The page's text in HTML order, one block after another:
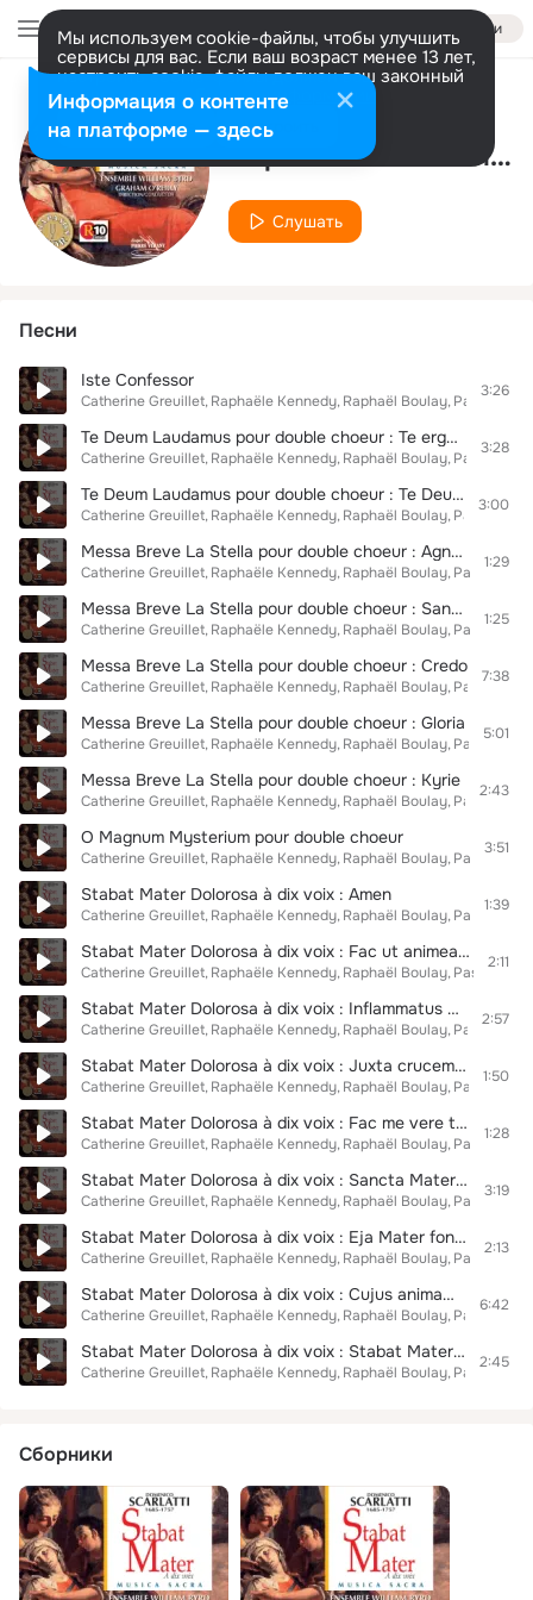
Войти
Мы используем cookie-файлы, чтобы улучшить
сервисы для вас. Если ваш возраст менее 13 лет,
настроить cookie-файлы должен ваш законный
представитель. Больше информации
Разрешить все Настроить
Исполнитель
Sophie Decaudaveine
Слушать
Песни
Iste Confessor
Catherine Greuillet Raphaële Kennedy Raphaël Boulay Pascal
3:26
Te Deum Laudamus pour double choeur : Te ergo quaesiumus
Catherine Greuillet Raphaële Kennedy Raphaël Boulay Pascal
3:28
Te Deum Laudamus pour double choeur : Te Deum laudamus
Catherine Greuillet Raphaële Kennedy Raphaël Boulay Pascal
3:00
Messa Breve La Stella pour double choeur : Agnus Dei
Catherine Greuillet Raphaële Kennedy Raphaël Boulay Pascal
1:29
Messa Breve La Stella pour double choeur : Sanctus
Catherine Greuillet Raphaële Kennedy Raphaël Boulay Pascal
1:25
Messa Breve La Stella pour double choeur : Credo
Catherine Greuillet Raphaële Kennedy Raphaël Boulay Pascal
7:38
Messa Breve La Stella pour double choeur : Gloria
Catherine Greuillet Raphaële Kennedy Raphaël Boulay Pascal
5:01
Messa Breve La Stella pour double choeur : Kyrie
Catherine Greuillet Raphaële Kennedy Raphaël Boulay Pascal
2:43
O Magnum Mysterium pour double choeur
Catherine Greuillet Raphaële Kennedy Raphaël Boulay Pascal
3:51
Stabat Mater Dolorosa à dix voix : Amen
Catherine Greuillet Raphaële Kennedy Raphaël Boulay Pascal
1:39
Stabat Mater Dolorosa à dix voix : Fac ut animea denetur
Catherine Greuillet Raphaële Kennedy Raphaël Boulay Pascal
2:11
Stabat Mater Dolorosa à dix voix : Inflammatus et accensus
Catherine Greuillet Raphaële Kennedy Raphaël Boulay Pascal
2:57
Stabat Mater Dolorosa à dix voix : Juxta crucem tecum stare
Catherine Greuillet Raphaële Kennedy Raphaël Boulay Pascal
1:50
Stabat Mater Dolorosa à dix voix : Fac me vere tecum flere
Catherine Greuillet Raphaële Kennedy Raphaël Boulay Pascal
1:28
Stabat Mater Dolorosa à dix voix : Sancta Mater istud agas
Catherine Greuillet Raphaële Kennedy Raphaël Boulay Pascal
3:19
Stabat Mater Dolorosa à dix voix : Eja Mater fons amoris
Catherine Greuillet Raphaële Kennedy Raphaël Boulay Pascal
2:13
Stabat Mater Dolorosa à dix voix : Cujus animam gementem
Catherine Greuillet Raphaële Kennedy Raphaël Boulay Pascal
6:42
Stabat Mater Dolorosa à dix voix : Stabat Mater Dolorosa
Catherine Greuillet Raphaële Kennedy Raphaël Boulay Pascal
2:45
Сборники
Информация о контенте
на платформе — здесь